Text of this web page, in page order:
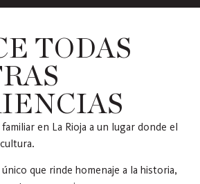
TODAS
en La Rioja a un lugar donde el
que rinde homenaje a la historia,